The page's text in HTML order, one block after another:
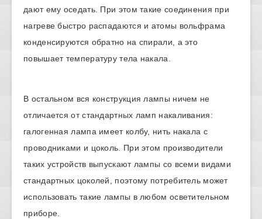
дают ему оседать. При этом такие соединения при
нагреве быстро распадаются и атомы вольфрама
конденсируются обратно на спирали, а это
повышает температуру тела накала.
В остальном вся конструкция лампы ничем не
отличается от стандартных ламп накаливания:
галогенная лампа имеет колбу, нить накала с
проводниками и цоколь. При этом производители
таких устройств выпускают лампы со всеми видами
стандартных цоколей, поэтому потребитель может
использовать такие лампы в любом осветительном
приборе.